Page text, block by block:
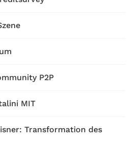
P2P
MIT
Transformation des